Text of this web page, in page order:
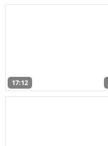
17:12